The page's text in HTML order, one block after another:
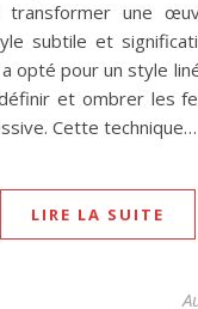
transformer une
subtile et
opté pour un style
et ombrer les
Cette technique…
LIRE LA SUITE